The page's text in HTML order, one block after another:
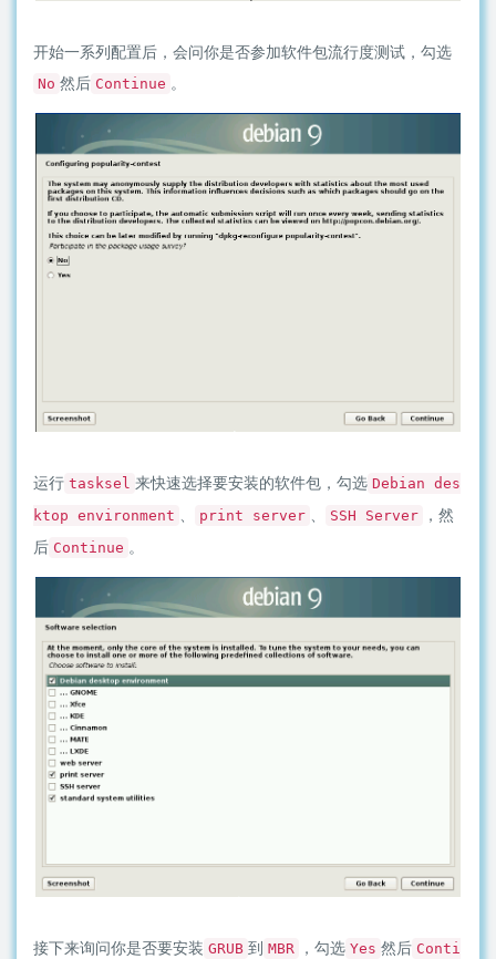
开始一系列配置后，会问你是否参加软件包流行度测试，勾选
No 然后 Continue 。
运行 tasksel 来快速选择要安装的软件包，勾选 Debian des
ktop environment 、 print server 、 SSH Server
，然
后 Continue 。
接下来询问你是否要安装 GRUB 到 MBR ，勾选 Yes 然后 Conti